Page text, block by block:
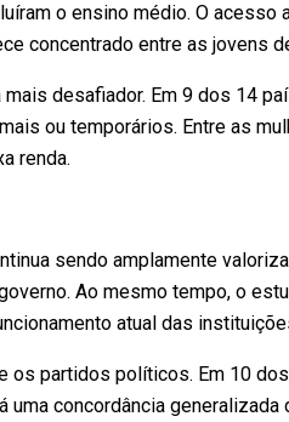
o ensino médio. O acesso
concentrado entre as jovens
desafiador. Em 9 dos 14
ou temporários. Entre as
renda.
sendo amplamente
Ao mesmo tempo, o
atual das
os partidos políticos. Em 10
uma concordância